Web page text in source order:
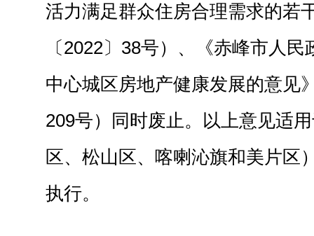
活力满足群众住房合理需求的若
〔2022〕38号）、《赤峰市人
中心城区房地产健康发展的意见
209号）同时废止。以上意见适
区、松山区、喀喇沁旗和美片区
执行。